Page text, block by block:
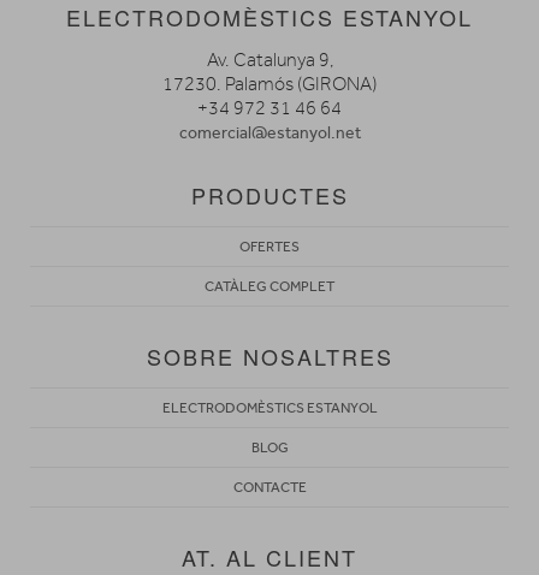
ELECTRODOMÈSTICS ESTANYOL
Av. Catalunya 9,
17230. Palamós (GIRONA)
+34 972 31 46 64
comercial@estanyol.net
PRODUCTES
OFERTES
CATÀLEG COMPLET
SOBRE NOSALTRES
ELECTRODOMÈSTICS ESTANYOL
BLOG
CONTACTE
AT. AL CLIENT